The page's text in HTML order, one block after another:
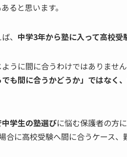
ると思います。
、 中学3年から塾に入って高校受
うに間に合うわけではありません
でも間に合うかどうか」ではな
学生の塾選びに悩む保護者の方に
合に高校受験へ間に合うケース